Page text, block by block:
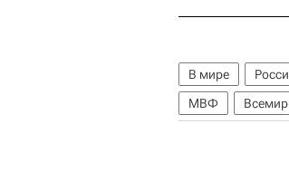
В мире
МВФ